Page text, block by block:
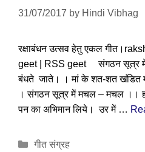
31/07/2017 by Hindi Vibhag
रक्षाबंधन उत्सव हेतु एकल
geet | RSS geet संगठन सूत्र
बंधते जाते। । मां के शत-शत खंडित
। संगठन सूत्र में मचल – मचल ।।
पन का अभिमान लिये। उर में …
Categories
गीत संग्रह